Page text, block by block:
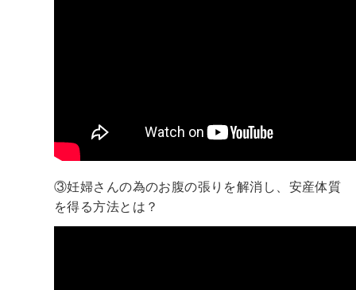
③妊婦さんの為のお腹の張りを解消し、安産体質
を得る方法とは？